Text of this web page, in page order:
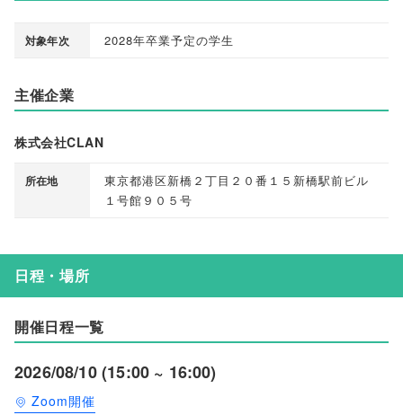
対象年次 2028年卒業予定の学生
主催企業
株式会社CLAN
所在地
東京都港区新橋２丁目２０番１５新橋駅前ビル
１号館９０５号
日程・場所
開催日程一覧
2026/08/10 (15:00 ~ 16:00)
Zoom開催